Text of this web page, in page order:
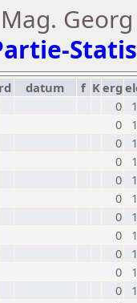
rd datum f Kerg
0
0
0
0
0
0
0
0
0
0
0